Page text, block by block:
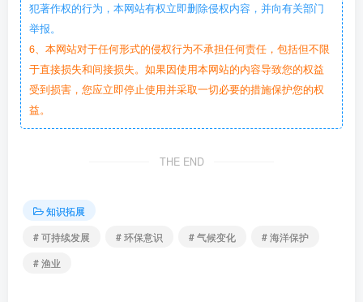
犯著作权的行为，本网站有权立即删除侵权内容，并向有关部门
举报。
6、本网站对于任何形式的侵权行为不承担任何责任，包括但不限
于直接损失和间接损失。如果因使用本网站的内容导致您的权益
受到损害，您应立即停止使用并采取一切必要的措施保护您的权
益。
THE END
知识拓展
# 可持续发展
# 环保意识 # 气候变化
# 海洋保护
# 渔业